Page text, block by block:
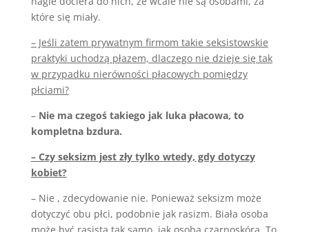
które się miały.
– Jeśli zatem prywatnym firmom takie seksistowskie
praktyki uchodzą płazem, dlaczego nie dzieje się tak
w przypadku nierówności płacowych pomiędzy
płciami?
– Nie ma czegoś takiego jak luka płacowa, to
kompletna bzdura.
– Czy seksizm jest zły tylko wtedy, gdy dotyczy
kobiet?
– Nie , zdecydowanie nie. Ponieważ seksizm może
dotyczyć obu płci, podobnie jak rasizm. Biała osoba